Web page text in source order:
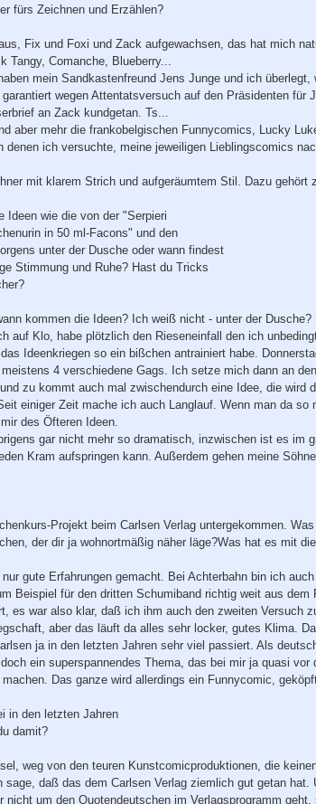
fürs Zeichnen und Erzählen?
Fix und Foxi und Zack aufgewachsen, das hat mich
Comanche, Blueberry...
mein Sandkastenfreund Jens Junge und ich
wegen Attentatsversuch auf den Präsidenten
an Zack kundgetan. Ts...
aber mehr die frankobelgischen Funnycomics, Lucky
ich versuchte, meine jeweiligen Lieblingscomics
mit klarem Strich und aufgeräumtem Stil. Dazu gehört
Ideen wie die von der "Serpieri
in 50 ml-Facons" und den
unter der Dusche oder wann findest
Stimmung und Ruhe? Hast du Tricks
kommen die Ideen? Ich weiß nicht - unter der
auf Klo, habe plötzlich den Rieseneinfall den ich
Ideenkriegen so ein bißchen antrainiert habe.
4 verschiedene Gags. Ich setze mich dann an
zu kommt auch mal zwischendurch eine Idee, die wird
einiger Zeit mache ich auch Langlauf. Wenn man da
des Öfteren Ideen.
gar nicht mehr so dramatisch, inzwischen ist es im
Kram aufspringen kann. Außerdem gehen meine
Projekt beim Carlsen Verlag untergekommen.
der dir ja wohnortmäßig näher läge?Was hat es mit
gute Erfahrungen gemacht. Bei Achterbahn bin ich
Beispiel für den dritten Schumiband richtig weit aus
es war also klar, daß ich ihm auch den zweiten Versuch
aber das läuft da alles sehr locker, gutes Klima.
ja in den letzten Jahren sehr viel passiert. Als
ein superspannendes Thema, das bei mir ja quasi
Das ganze wird allerdings ein Funnycomic,
in den letzten Jahren
damit?
weg von den teuren Kunstcomicproduktionen, die
sage, daß das dem Carlsen Verlag ziemlich gut getan
nicht um den Quotendeutschen im Verlagsprogramm